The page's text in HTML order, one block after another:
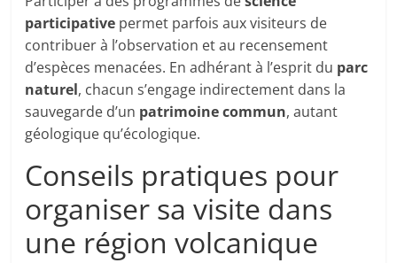
participative permet parfois aux visiteurs de
contribuer à l’observation et au recensement
d’espèces menacées. En adhérant à l’esprit du parc
naturel, chacun s’engage indirectement dans la
sauvegarde d’un patrimoine commun, autant
géologique qu’écologique.
Conseils pratiques pour
organiser sa visite dans
une région volcanique